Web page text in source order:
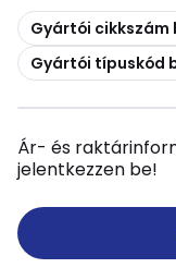
Másolás
Gyártói cikkszám
Másolás
Gyártói típuskód
Ár- és
jelentkezzen be!